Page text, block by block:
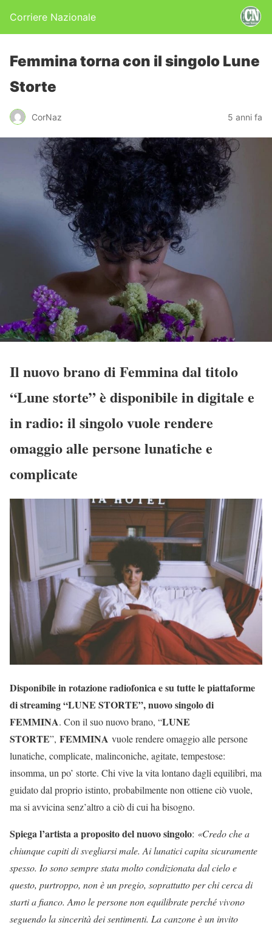
Corriere Nazionale
Femmina torna con il singolo Lune
Storte
CorNaz 5 anni fa
Il nuovo brano di Femmina dal titolo
“Lune storte” è disponibile in digitale e
in radio: il singolo vuole rendere
omaggio alle persone lunatiche e
complicate
Disponibile in rotazione radiofonica e su tutte le piattaforme
di streaming “LUNE STORTE”, nuovo singolo di
FEMMINA. Con il suo nuovo brano, “LUNE
STORTE”, FEMMINA vuole rendere omaggio alle persone
lunatiche, complicate, malinconiche, agitate, tempestose:
insomma, un po’ storte. Chi vive la vita lontano dagli equilibri, ma
guidato dal proprio istinto, probabilmente non ottiene ciò vuole,
ma si avvicina senz’altro a ciò di cui ha bisogno.
Spiega l’artista a proposito del nuovo singolo: «Credo che a
chiunque capiti di svegliarsi male. Ai lunatici capita sicuramente
spesso. Io sono sempre stata molto condizionata dal cielo e
questo, purtroppo, non è un pregio, soprattutto per chi cerca di
starti a fianco. Amo le persone non equilibrate perché vivono
seguendo la sincerità dei sentimenti. La canzone è un invito